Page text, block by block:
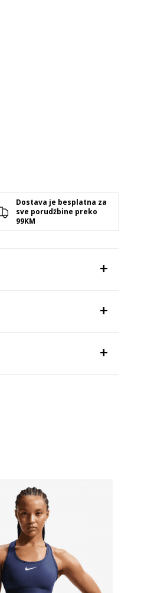
Dostava je besplatna za
sve porudžbine preko
99KM